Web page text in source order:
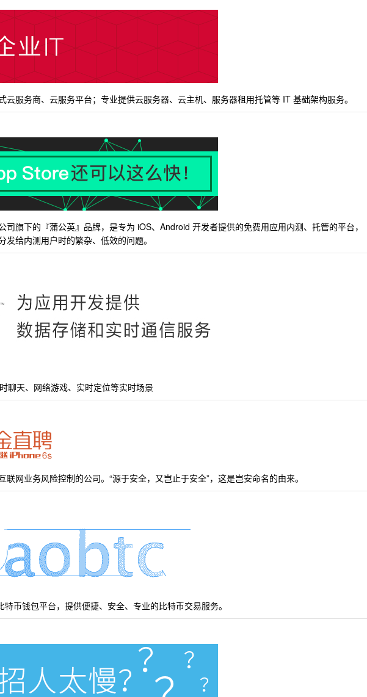
云服务商、云服务平台；专业提供云服务器、云主机、服务器租用托管等 IT 基础架构服务。
司旗下的『蒲公英』品牌，是专为 iOS、Android 开发者提供的免费用应用内测、托管的平台，
发给内测用户时的繁杂、低效的问题。
聊天、网络游戏、实时定位等实时场景
联网业务风险控制的公司。“源于安全，又岂止于安全”，这是岂安命名的由来。
币钱包平台，提供便捷、安全、专业的比特币交易服务。